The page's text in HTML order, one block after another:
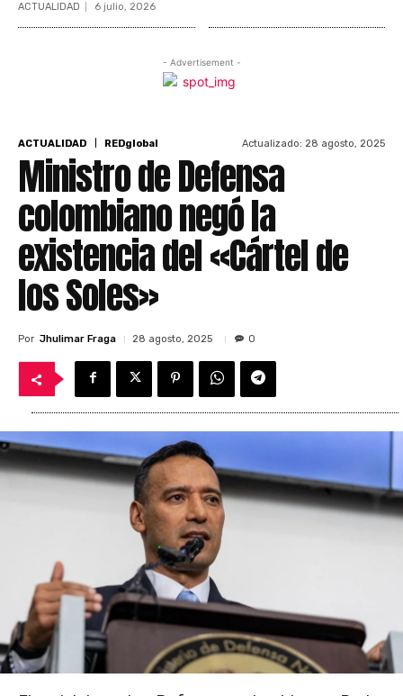
ACTUALIDAD 6 julio, 2026
- Advertisement -